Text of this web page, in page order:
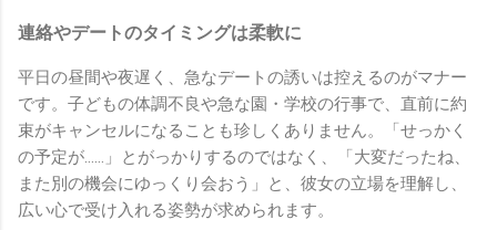
連絡やデートのタイミングは柔軟に
平日の昼間や夜遅く、急なデートの誘いは控えるのがマナー
です。子どもの体調不良や急な園・学校の行事で、直前に約
束がキャンセルになることも珍しくありません。「せっかく
の予定が……」とがっかりするのではなく、「大変だったね、
また別の機会にゆっくり会おう」と、彼女の立場を理解し、
広い心で受け入れる姿勢が求められます。